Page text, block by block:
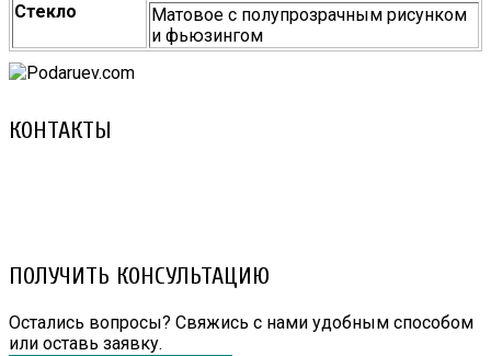
Стекло
Матовое с полупрозрачным рисунком
и фьюзингом
КОНТАКТЫ
ПОЛУЧИТЬ КОНСУЛЬТАЦИЮ
Остались вопросы? Свяжись с нами удобным способом
или оставь заявку.